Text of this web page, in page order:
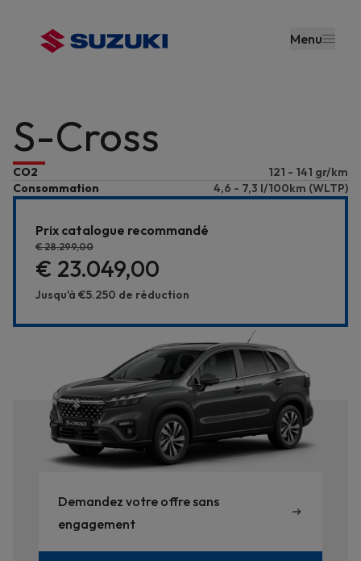
principal
Menu
S-Cross
CO2
121 - 141 gr/km
Consommation
4,6 - 7,3 l/100km (WLTP)
Prix catalogue recommandé
€ 28.299,00
€ 23.049,00
Jusqu'à €5.250 de réduction
Demandez votre offre sans
engagement